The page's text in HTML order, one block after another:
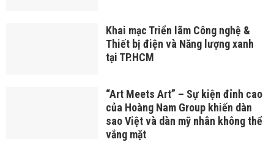
Khai mạc Triển lãm Công nghệ &
Thiết bị điện và Năng lượng xanh
tại TP.HCM
“Art Meets Art” – Sự kiện đỉnh cao
của Hoàng Nam Group khiến dàn
sao Việt và dàn mỹ nhân không thể
vắng mặt